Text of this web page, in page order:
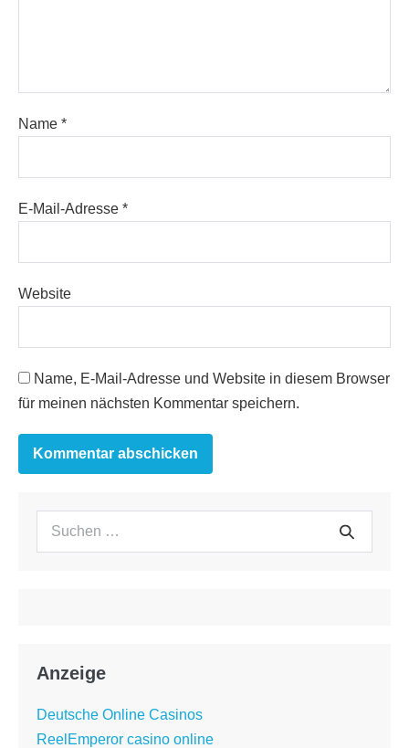
Name *
E-Mail-Adresse *
Website
Name, E-Mail-Adresse und Website in diesem Browser
für meinen nächsten Kommentar speichern.
Suchen
Suche
Anzeige
Deutsche Online Casinos
ReelEmperor casino online